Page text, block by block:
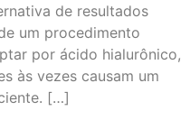
de resultados
um procedimento
por ácido hialurônico,
às vezes causam um
[…]